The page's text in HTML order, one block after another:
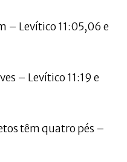
– Levítico 11:05,06 e
– Levítico 11:19 e
têm quatro pés –